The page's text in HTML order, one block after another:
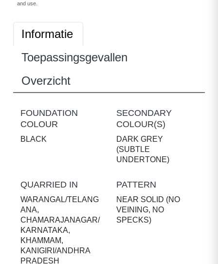
and use.
Informatie
Toepassingsgevallen
Overzicht
FOUNDATION
COLOUR
BLACK
SECONDARY
COLOUR(S)
DARK GREY
(SUBTLE
UNDERTONE)
QUARRIED IN
WARANGAL/TELANG
ANA,
CHAMARAJANAGAR/
KARNATAKA,
KHAMMAM,
KANIGIRI/ANDHRA
PRADESH
PATTERN
NEAR SOLID (NO
VEINING, NO
SPECKS)